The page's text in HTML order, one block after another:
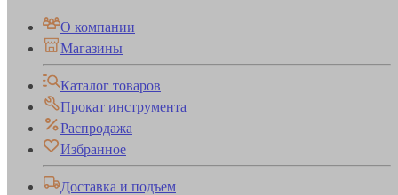
О компании
Магазины
Каталог товаров
Прокат инструмента
Распродажа
Избранное
Доставка и подъем